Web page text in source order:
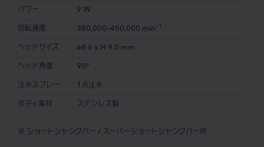
パワー 9 W
回転速度 380,000-450,000 min -1
ヘッドサイズ ø8.6 x H 9.0 mm
ヘッド角度 90°
注水スプレー 1点注水
ボディ素材 ステンレス製
※ ショートシャンクバー / スーパーショートシャンクバー用